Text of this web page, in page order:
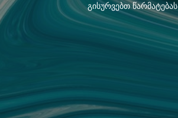
გისურვებთ წარმატებას